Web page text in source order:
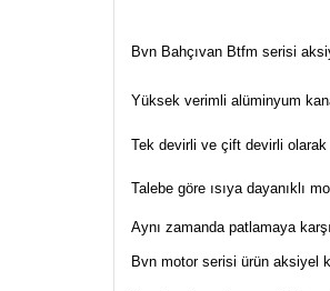
Bvn Bahçıvan Btfm serisi
Yüksek verimli alüminyum
Tek devirli ve çift devirli olarak
Talebe göre ısıya dayanıklı
Aynı zamanda patlamaya
Bvn motor serisi ürün aksiyel